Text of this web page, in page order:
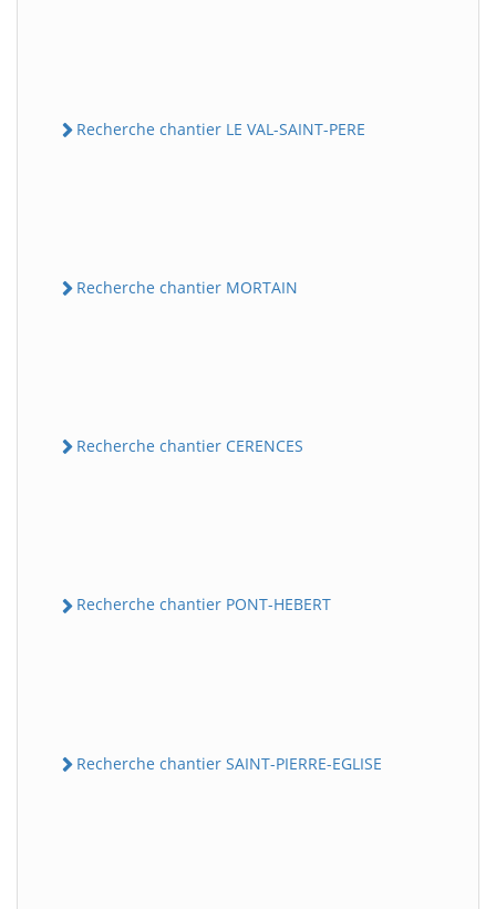
Recherche chantier LE VAL-SAINT-PERE
Recherche chantier MORTAIN
Recherche chantier CERENCES
Recherche chantier PONT-HEBERT
Recherche chantier SAINT-PIERRE-EGLISE